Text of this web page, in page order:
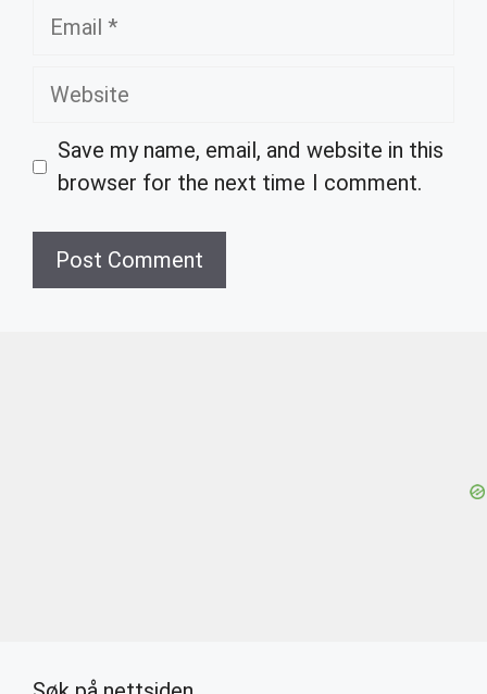
Email
Website
Save my name, email, and website in this
browser for the next time I comment.